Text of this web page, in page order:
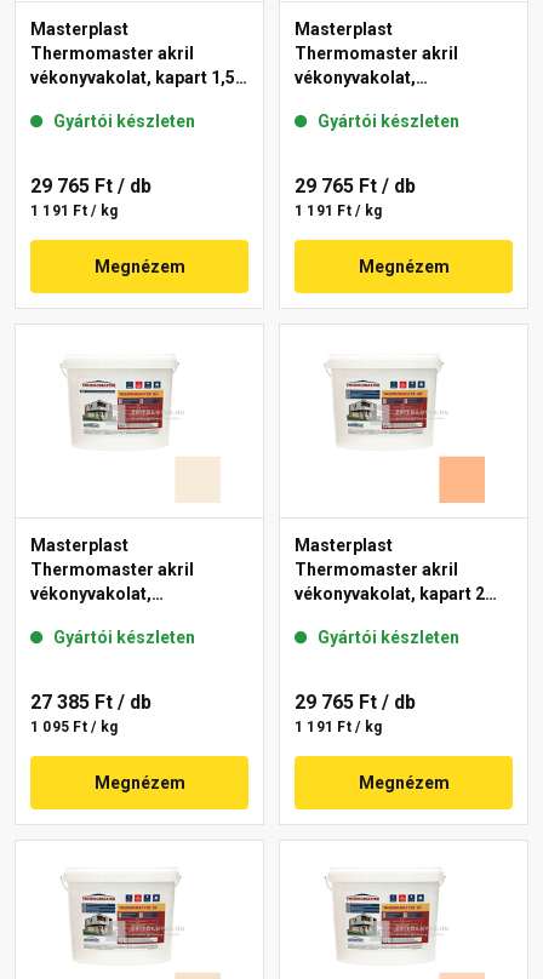
Masterplast
Thermomaster akril
vékonyvakolat, kapart 1,5
Gyártói készleten
29 765 Ft / db
1 191 Ft / kg
Megnézem
Masterplast
Thermomaster akril
vékonyvakolat,
10-D 25 kg
Gyártói készleten
29 765 Ft / db
1 191 Ft / kg
Megnézem
Masterplast
Thermomaster akril
vékonyvakolat,
48-F 25 kg
Gyártói készleten
27 385 Ft / db
1 095 Ft / kg
Megnézem
Masterplast
Thermomaster akril
vékonyvakolat, kapart 2
Gyártói készleten
29 765 Ft / db
1 191 Ft / kg
Megnézem